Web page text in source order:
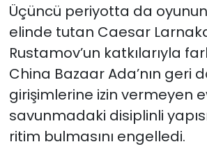
Üçüncü periyotta da
elinde tutan Caesar
Rustamov’un katkılarıyla
China Bazaar Ada’nın geri
girişimlerine izin vermeyen
savunmadaki disiplinli
ritim bulmasını engelledi.